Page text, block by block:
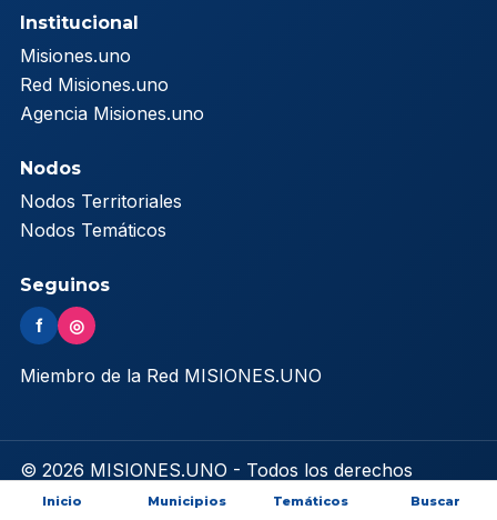
Institucional
Misiones.uno
Red Misiones.uno
Agencia Misiones.uno
Nodos
Nodos Territoriales
Nodos Temáticos
Seguinos
f ◎
Miembro de la Red MISIONES.UNO
© 2026 MISIONES.UNO - Todos los derechos
reservados
Inicio Municipios Temáticos Buscar